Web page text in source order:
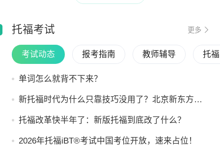
托福考试 更多
考试动态 报考指南 教师辅导 托
单词怎么就背不下来？
新托福时代为什么只靠技巧没用了？北京新东方语
托福改革快半年了：新版托福到底改了什么？
2026年托福iBT®考试中国考位开放，速来占位！